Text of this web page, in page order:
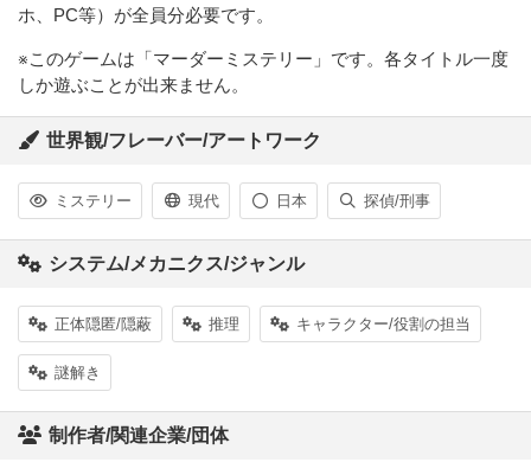
ホ、PC等）が全員分必要です。
※このゲームは「マーダーミステリー」です。各タイトル一度
しか遊ぶことが出来ません。
世界観/フレーバー/アートワーク
ミステリー 現代 日本 探偵/刑事
システム/メカニクス/ジャンル
正体隠匿/隠蔽 推理 キャラクター/役割の担当
謎解き
制作者/関連企業/団体